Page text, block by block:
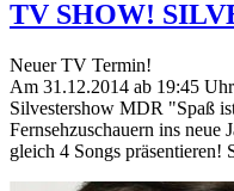
TV SHOW!
Neuer TV Termin!
Am 31.12.2014 ab 19:45
Silvestershow MDR "Spaß
Fernsehzuschauern ins
gleich 4 Songs präsentieren!